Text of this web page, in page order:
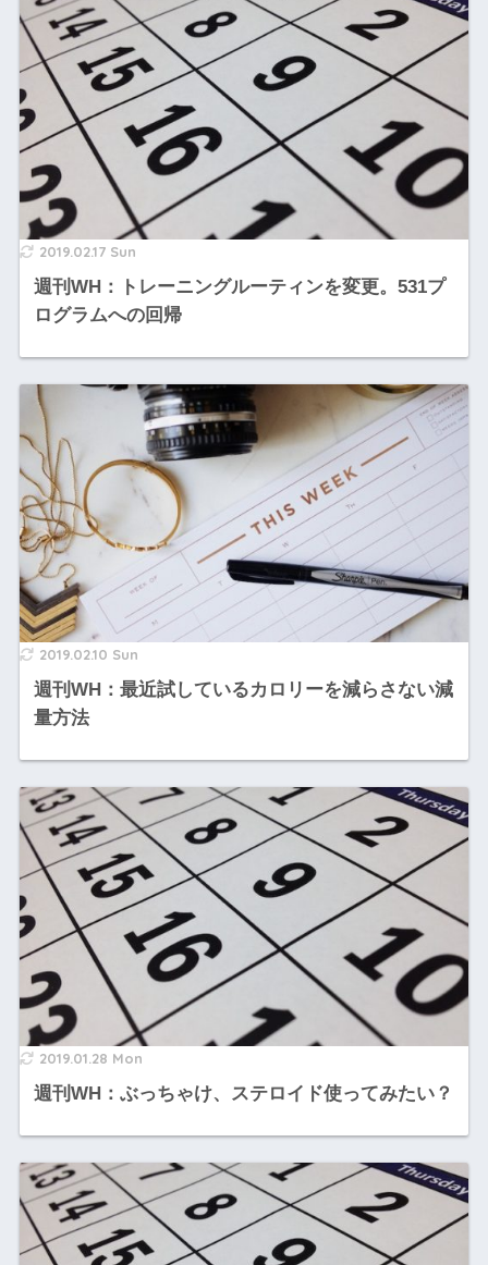
2019.02.17 Sun
週刊WH：トレーニングルーティンを変更。531プ
ログラムへの回帰
2019.02.10 Sun
週刊WH：最近試しているカロリーを減らさない減
量方法
2019.01.28 Mon
週刊WH：ぶっちゃけ、ステロイド使ってみたい？